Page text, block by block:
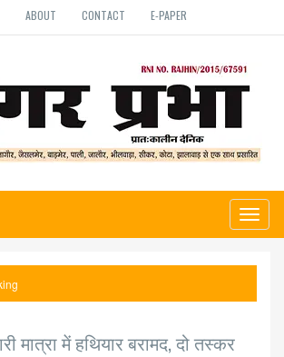
ABOUT CONTACT E-PAPER
मात्रा में हथियार बरामद, दो तस्कर